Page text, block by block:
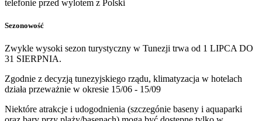
telefonie przed wylotem z Polski
Sezonowość
Zwykle wysoki sezon turystyczny w Tunezji trwa od 1 LIPCA DO
31 SIERPNIA.
Zgodnie z decyzją tunezyjskiego rządu, klimatyzacja w hotelach
działa przeważnie w okresie 15/06 - 15/09
Niektóre atrakcje i udogodnienia (szczegónie baseny i aquaparki